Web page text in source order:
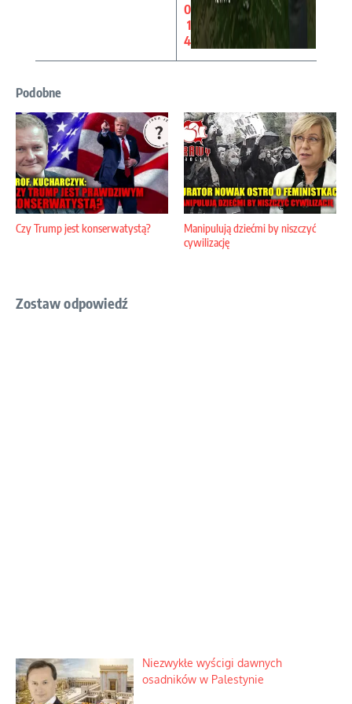
0
1
4
Podobne
Czy Trump jest konserwatystą?
Manipulują dziećmi by niszczyć
cywilizację
Zostaw odpowiedź
Niezwykłe wyścigi dawnych
osadników w Palestynie